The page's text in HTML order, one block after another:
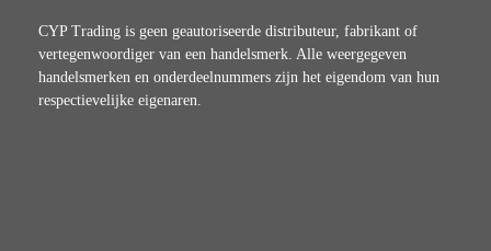
CYP Trading is geen geautoriseerde distributeur, fabrikant of
vertegenwoordiger van een handelsmerk. Alle weergegeven
handelsmerken en onderdeelnummers zijn het eigendom van hun
respectievelijke eigenaren.